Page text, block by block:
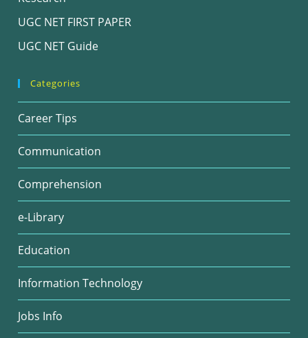
UGC NET FIRST PAPER
UGC NET Guide
Categories
Career Tips
Communication
Comprehension
e-Library
Education
Information Technology
Jobs Info